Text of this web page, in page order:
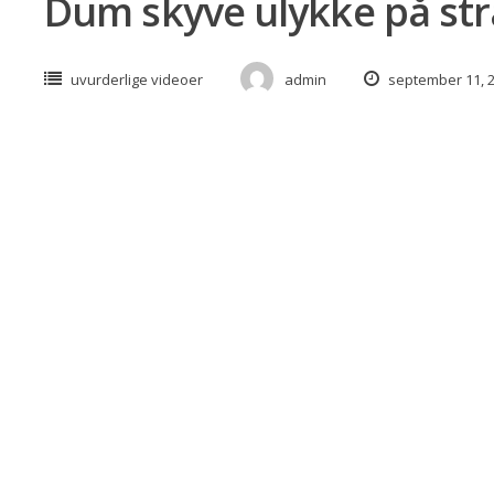
Dum skyve ulykke på
uvurderlige videoer admin september 11,